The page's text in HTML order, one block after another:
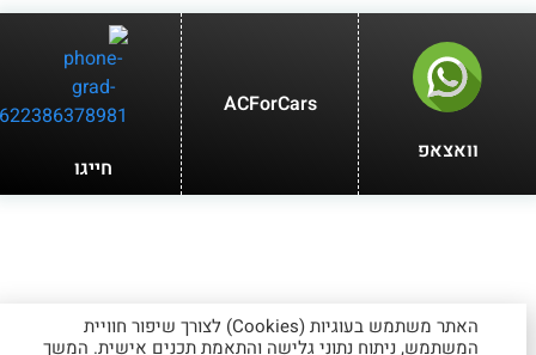
וואצאפ
ACForCars
חייגו
האתר משתמש בעוגיות (Cookies) לצורך שיפור חוויית
המשתמש, ניתוח נתוני גלישה והתאמת תכנים אישית. המשך